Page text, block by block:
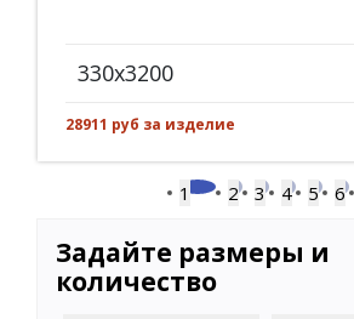
330x3200
28911 руб за изделие
1 2 3 4 5 6
Задайте размеры и
количество